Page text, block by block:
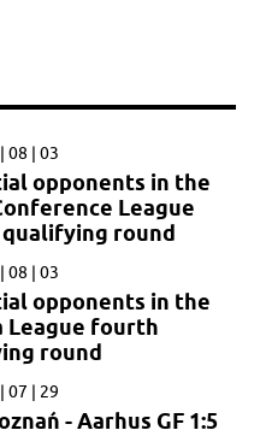
08 | 03
opponents in the
League
round
08 | 03
opponents in the
League fourth
round
07 | 29
- Aarhus GF 1:5